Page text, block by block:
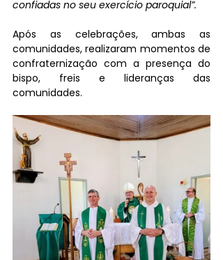
confiadas no seu exercício paroquial”.
Após as celebrações, ambas as
comunidades, realizaram momentos de
confraternização com a presença do
bispo, freis e lideranças das
comunidades.